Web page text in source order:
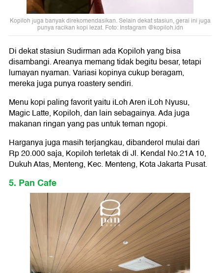
Kopiloh juga banyak direkomendasikan. Selain dekat stasiun, gerai ini juga
punya racikan kopi lezat. Foto: Instagram @kopiloh.idn
Di dekat stasiun Sudirman ada Kopiloh yang bisa
disambangi. Areanya memang tidak begitu besar, tetapi
lumayan nyaman. Variasi kopinya cukup beragam,
mereka juga punya roastery sendiri.
Menu kopi paling favorit yaitu iLoh Aren iLoh Nyusu,
Magic Latte, Kopiloh, dan lain sebagainya. Ada juga
makanan ringan yang pas untuk teman ngopi.
Harganya juga masih terjangkau, dibanderol mulai dari
Rp 20.000 saja, Kopiloh terletak di Jl. Kendal No.21A 10,
Dukuh Atas, Menteng, Kec. Menteng, Kota Jakarta Pusat.
5. Pan Cafe